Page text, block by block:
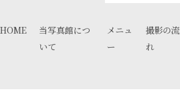
HOME
当写真館につ
いて
メニュ
ー
撮影の流
れ